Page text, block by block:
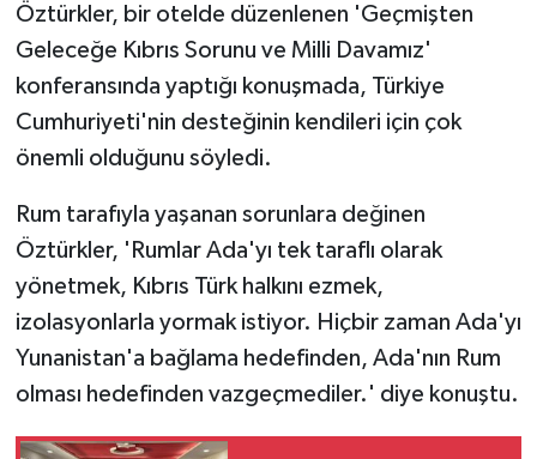
Öztürkler, bir otelde düzenlenen 'Geçmişten
Geleceğe Kıbrıs Sorunu ve Milli Davamız'
konferansında yaptığı konuşmada, Türkiye
Cumhuriyeti'nin desteğinin kendileri için çok
önemli olduğunu söyledi.
Rum tarafıyla yaşanan sorunlara değinen
Öztürkler, 'Rumlar Ada'yı tek taraflı olarak
yönetmek, Kıbrıs Türk halkını ezmek,
izolasyonlarla yormak istiyor. Hiçbir zaman Ada'yı
Yunanistan'a bağlama hedefinden, Ada'nın Rum
olması hedefinden vazgeçmediler.' diye konuştu.